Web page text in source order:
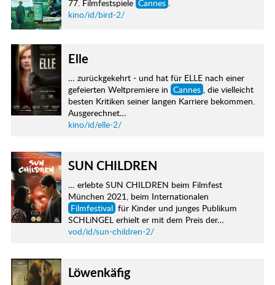
77. Filmfestspiele Cannes .
kino/id/bird-2/
Elle
… zurückgekehrt - und hat für ELLE nach einer
gefeierten Weltpremiere in Cannes , die vielleicht
besten Kritiken seiner langen Karriere bekommen.
Ausgerechnet…
kino/id/elle-2/
SUN CHILDREN
… erlebte SUN CHILDREN beim Filmfest
München 2021, beim Internationalen
Filmfestival für Kinder und junges Publikum
SCHLiNGEL erhielt er mit dem Preis der…
vod/id/sun-children-2/
Löwenkäfig